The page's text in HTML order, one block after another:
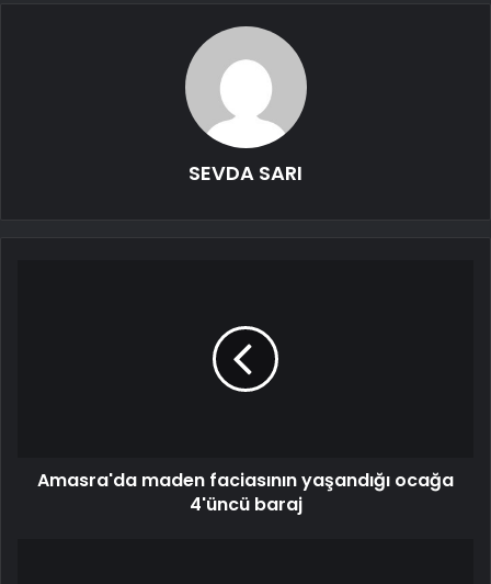
SEVDA SARI
Amasra'da maden faciasının yaşandığı ocağa
4'üncü baraj